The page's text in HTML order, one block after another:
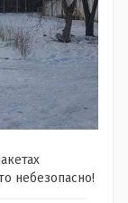
небезопасно!